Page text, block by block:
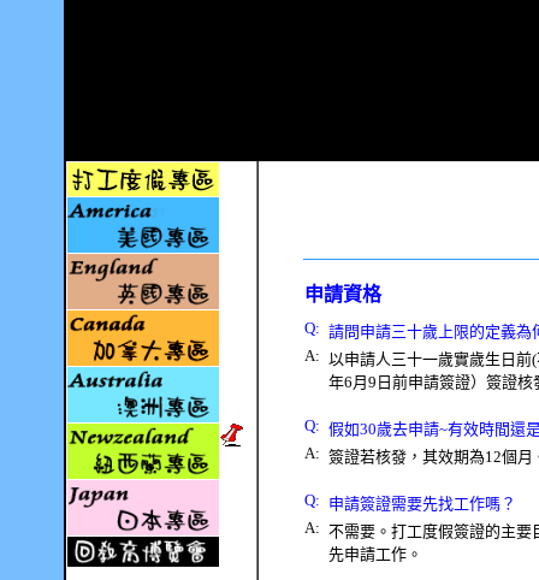
申請資格
Q: 請問申請三十歲上限的定義為
A: 以申請人三十一歲實歲生日前(
年6月 9 日前申請簽證）簽證核
Q: 假如30歲去申請~有效時間還
A: 簽證若核發，其效期為12個月
Q: 申請簽證需要先找工作嗎？
A: 不需要。打工度假簽證的主
先申請工作。